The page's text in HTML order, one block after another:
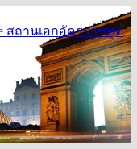
สถานเอกอัครราชทูต